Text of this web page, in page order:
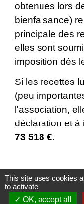
obtenues lors
bienfaisance)
principale des
elles sont
imposition dès
Si les recettes
(peu
l'association,
déclaration et à
73 518 €.
Textes de référence
This site uses cookies
to activate
OK, accept all